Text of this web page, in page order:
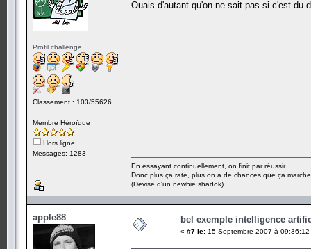
Profil challenge
Classement : 103/55626
Membre Héroïque
Hors ligne
Messages: 1283
Ouais d'autant qu'on ne sait pas si c'est du
En essayant continuellement, on finit par réussir.
Donc plus ça rate, plus on a de chances que ça
(Devise d'un newbie shadok)
apple88 bel exemple intelligence
« #7 le: 15 Septembre 2007 à 09:36:12